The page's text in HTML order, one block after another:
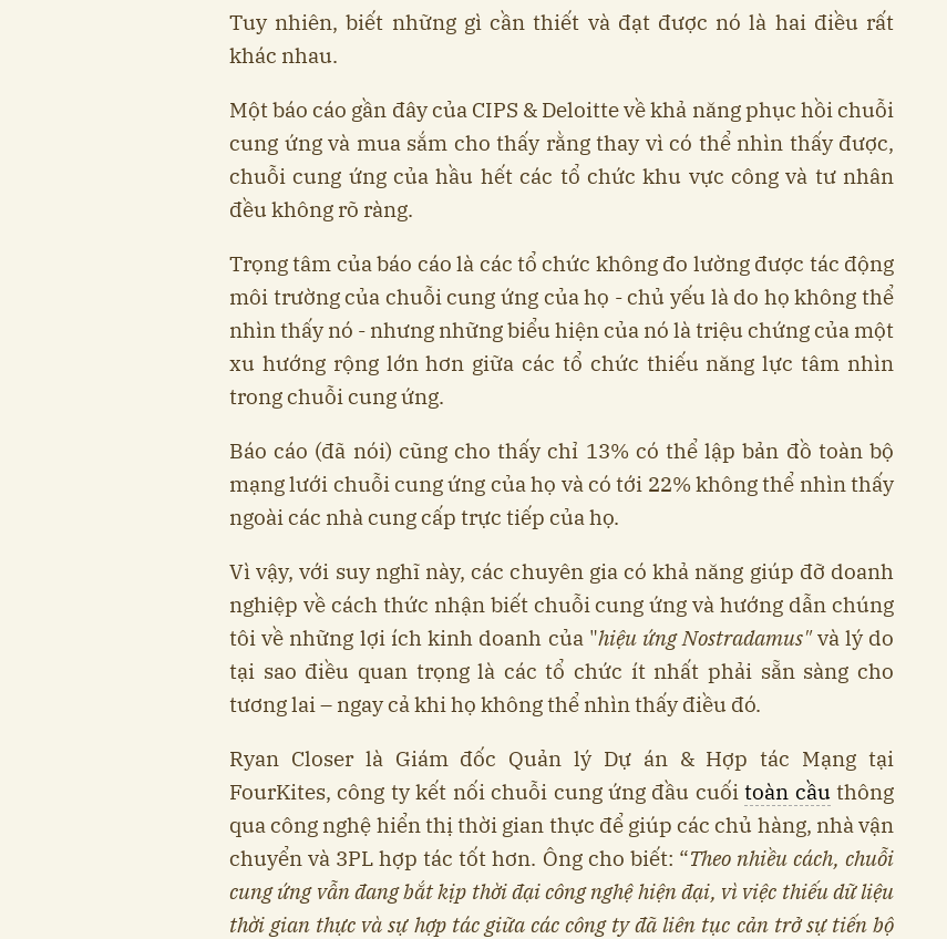
Tuy nhiên, biết những gì cần thiết và đạt được nó là hai điều rất
khác nhau.
Một báo cáo gần đây của CIPS & Deloitte về khả năng phục hồi chuỗi
cung ứng và mua sắm cho thấy rằng thay vì có thể nhìn thấy được,
chuỗi cung ứng của hầu hết các tổ chức khu vực công và tư nhân
đều không rõ ràng.
Trọng tâm của báo cáo là các tổ chức không đo lường được tác động
môi trường của chuỗi cung ứng của họ - chủ yếu là do họ không thể
nhìn thấy nó - nhưng những biểu hiện của nó là triệu chứng của một
xu hướng rộng lớn hơn giữa các tổ chức thiếu năng lực tâm nhìn
trong chuỗi cung ứng.
Báo cáo (đã nói) cũng cho thấy chỉ 13% có thể lập bản đồ toàn bộ
mạng lưới chuỗi cung ứng của họ và có tới 22% không thể nhìn thấy
ngoài các nhà cung cấp trực tiếp của họ.
Vì vậy, với suy nghĩ này, các chuyên gia có khả năng giúp đỡ doanh
nghiệp về cách thức nhận biết chuỗi cung ứng và hướng dẫn chúng
tôi về những lợi ích kinh doanh của "hiệu ứng Nostradamus"và lý do
tại sao điều quan trọng là các tổ chức ít nhất phải sẵn sàng cho
tương lai – ngay cả khi họ không thể nhìn thấy điều đó.
Ryan Closer là Giám đốc Quản lý Dự án & Hợp tác Mạng tại
FourKites, công ty kết nối chuỗi cung ứng đầu cuốitoàn cầuthông
qua công nghệ hiển thị thời gian thực để giúp các chủ hàng, nhà vận
chuyển và 3PL hợp tác tốt hơn. Ông cho biết: “Theo nhiều cách, chuỗi
cung ứng vẫn đang bắt kịp thời đại công nghệ hiện đại, vì việc thiếu dữ liệu
thời gian thực và sự hợp tác giữa các công ty đã liên tục cản trở sự tiến bộ